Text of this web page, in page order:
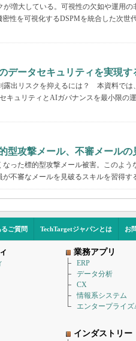
増大している。可視性の欠如や運用の
性を可視化するDSPMを統合した次世
データセキュリティを実現す
出リスクを抑えるには？ 本資料では
キュリティとAIガバナンスを最小限の
型攻撃メール、不審メールの
った標的型攻撃メール被害。このよう
不審なメールを見破るスキルを習得す
ご質問 TechTargetジャパンとは お
業務アプリ
ERP
データ分析
CX
情報系システム
エンタープライ
インダストリー